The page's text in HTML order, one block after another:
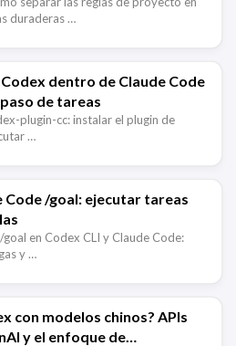
duraderas …
dentro de Claude Code
de tareas
plugin-cc: instalar el plugin de
…
Code /goal: ejecutar tareas
en Codex CLI y Claude Code:
y …
con modelos chinos? APIs
y el enfoque de